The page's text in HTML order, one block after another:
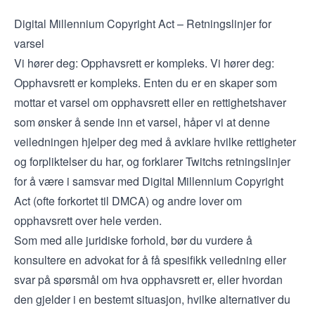
Digital Millennium Copyright Act – Retningslinjer for
varsel
Vi hører deg: Opphavsrett er kompleks. Vi hører deg:
Opphavsrett er kompleks. Enten du er en skaper som
mottar et varsel om opphavsrett eller en rettighetshaver
som ønsker å sende inn et varsel, håper vi at denne
veiledningen hjelper deg med å avklare hvilke rettigheter
og forpliktelser du har, og forklarer Twitchs retningslinjer
for å være i samsvar med Digital Millennium Copyright
Act (ofte forkortet til DMCA) og andre lover om
opphavsrett over hele verden.
Som med alle juridiske forhold, bør du vurdere å
konsultere en advokat for å få spesifikk veiledning eller
svar på spørsmål om hva opphavsrett er, eller hvordan
den gjelder i en bestemt situasjon, hvilke alternativer du